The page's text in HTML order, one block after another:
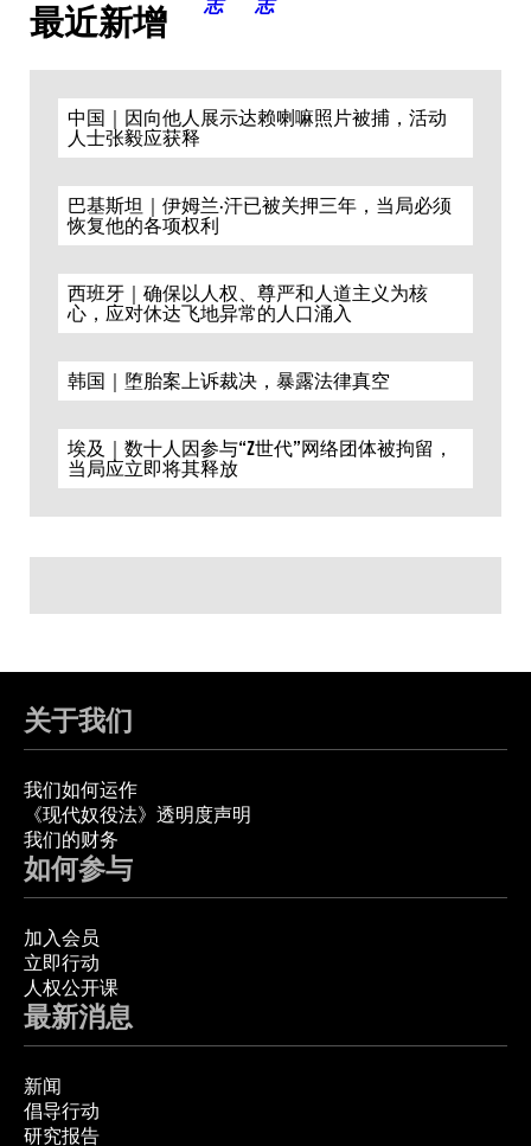
最近新增
中国｜因向他人展示达赖喇嘛照片被捕，活动
人士张毅应获释
巴基斯坦｜伊姆兰·汗已被关押三年，当局必须
恢复他的各项权利
西班牙｜确保以人权、尊严和人道主义为核
心，应对休达飞地异常的人口涌入
韩国｜堕胎案上诉裁决，暴露法律真空
埃及｜数十人因参与“Z世代”网络团体被拘留，
当局应立即将其释放
关于我们
我们如何运作
《现代奴役法》透明度声明
我们的财务
如何参与
加入会员
立即行动
人权公开课
最新消息
新闻
倡导行动
研究报告